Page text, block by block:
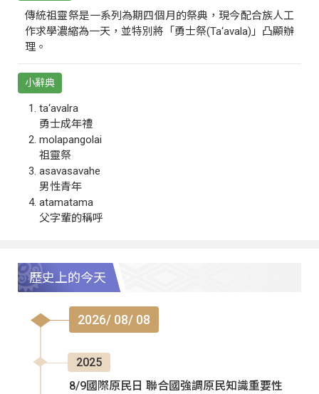
傳統祖靈祭是一系列為期四個月的祭典，現今配合族人工
作求學濃縮為一天，並特別將「勇士祭(Ta‘avala)」凸顯辦
理。
小辭典
ta‘avalra
勇士成年禮
molapangolai
祖靈祭
asavasavahe
男性青年
atamatama
父字輩的稱呼
歷史上的今天
2026/ 08/ 08
2025
8/9國際原民日 聯合國強調原民知識重要性